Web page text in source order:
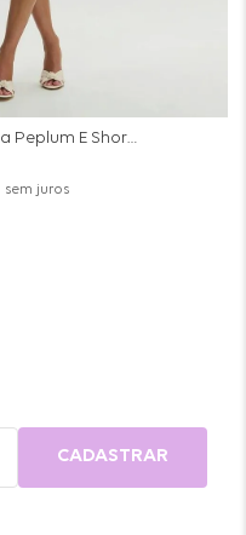
Conjunto Blusa Peplum E Short Saia Bicolor - Off White
sem juros
CADASTRAR